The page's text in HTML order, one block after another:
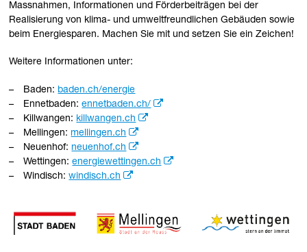
Massnahmen, Informationen und Förderbeiträgen bei der
Realisierung von klima- und umweltfreundlichen Gebäuden sowie
beim Energiesparen. Machen Sie mit und setzen Sie ein Zeichen!
Weitere Informationen unter:
Baden: baden.ch/energie
Ennetbaden:ennetbaden.ch/
Killwangen: killwangen.ch
Mellingen:mellingen.ch
Neuenhof:neuenhof.ch
Wettingen:energiewettingen.ch
Windisch:windisch.ch